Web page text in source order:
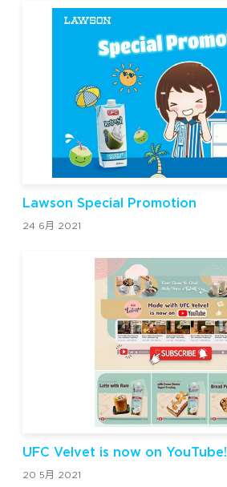
Lawson Special Promotion
24 6月 2021
UFC Velvet is now on YouTube!
20 5月 2021